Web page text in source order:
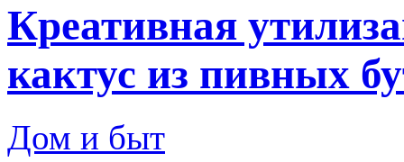
Креативная
кактус из пивных
Дом и быт